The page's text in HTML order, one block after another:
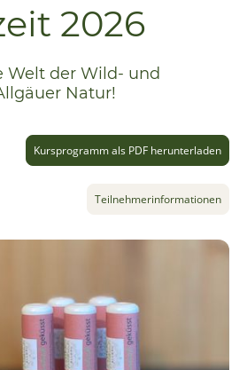
2026
Welt der Wild- und
Natur!
Kursprogramm als PDF herunterladen
Teilnehmerinformationen